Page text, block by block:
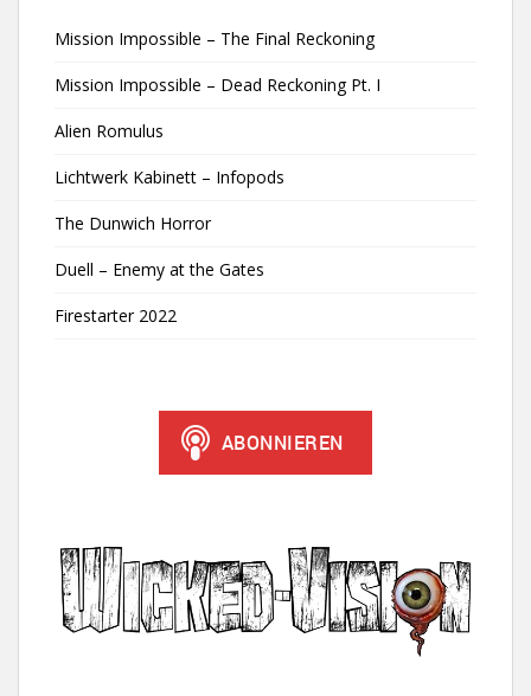
Mission Impossible – The Final Reckoning
Mission Impossible – Dead Reckoning Pt. I
Alien Romulus
Lichtwerk Kabinett – Infopods
The Dunwich Horror
Duell – Enemy at the Gates
Firestarter 2022